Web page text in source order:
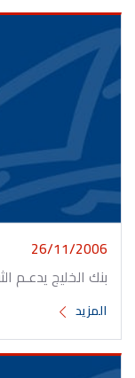
26/11/2006
بنك الخليج يدعـم
المزيد